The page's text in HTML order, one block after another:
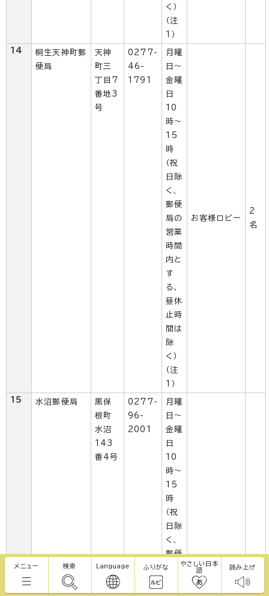
く）
（注
1）
14
桐生天神町郵
便局
天神
町三
丁目7
番地3
号
0277-
46-
1791
月曜
日～
金曜
日
10
時～
15
時
（祝
日除
く、
郵便
局の
営業
時間
内と
す
る、
昼休
止時
間は
除
く）
（注
1）
お客様ロビー
2
名
15 水沼郵便局
黒保
根町
水沼
143
番4号
0277-
96-
2001
月曜
日～
金曜
日
10
時～
15
時
（祝
日除
く、
郵便
局の
お客様ロビー
メニュー 検索 Language ふりがな
やさしい日本
語
読み上げ